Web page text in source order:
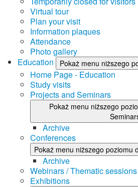
Virtual tour
Plan your visit
Information plaques
Attendance
Photo gallery
Education
Pokaż menu niższego
Home Page - Education
Study visits
Projects and Seminars
Pokaż menu niższego
Archive
Conferences
Pokaż menu niższego poziomu
Archive
Webinars / Thematic sessions
Exhibitions